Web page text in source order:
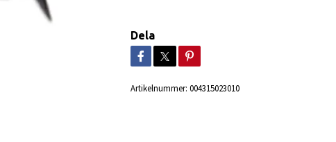
Dela
Artikelnummer: 004315023010